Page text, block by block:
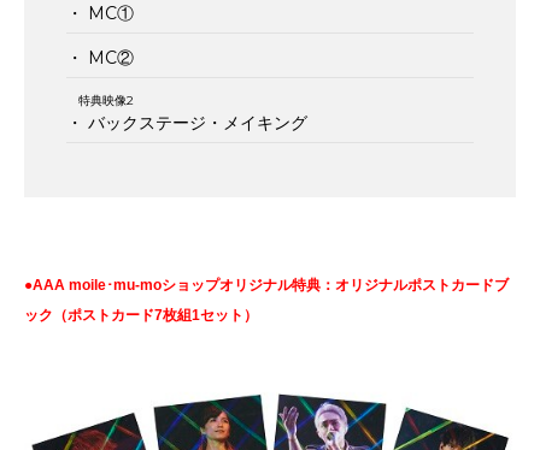
・ MC①
・ MC②
特典映像2
・ バックステージ・メイキング
●AAA moile･mu-moショップオリジナル特典：オリジナルポストカードブ
ック（ポストカード7枚組1セット）